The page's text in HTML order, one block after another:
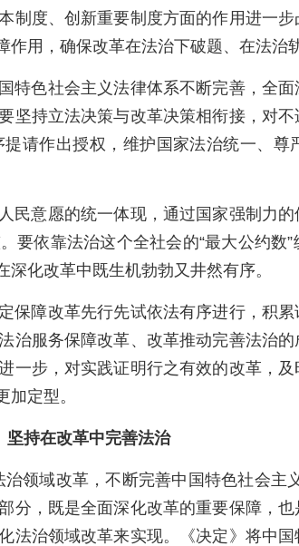
制度、创新重要制度方面的作用进一
用，确保改革在法治下破题、在法治
特色社会主义法律体系不断完善，全
坚持立法决策与改革决策相衔接，对
请作出授权，维护国家法治统一、
民意愿的统一体现，通过国家强制力
依靠法治这个全社会的“最大公约数
化改革中既生机勃勃又井然有序。
保障改革先行先试依法有序进行，积
治服务保障改革、改革推动完善法治
一步，对实践证明行之有效的改革，
定型。
坚持在改革中完善法治
领域改革，不断完善中国特色社会主
分，既是全面深化改革的重要保障，
法治领域改革来实现。《决定》将中